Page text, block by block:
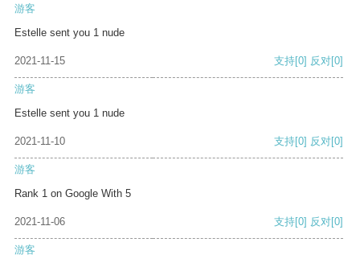
游客
Estelle sent you 1 nude
2021-11-15 支持[0] 反对[0]
游客
Estelle sent you 1 nude
2021-11-10 支持[0] 反对[0]
游客
Rank 1 on Google With 5
2021-11-06 支持[0] 反对[0]
游客